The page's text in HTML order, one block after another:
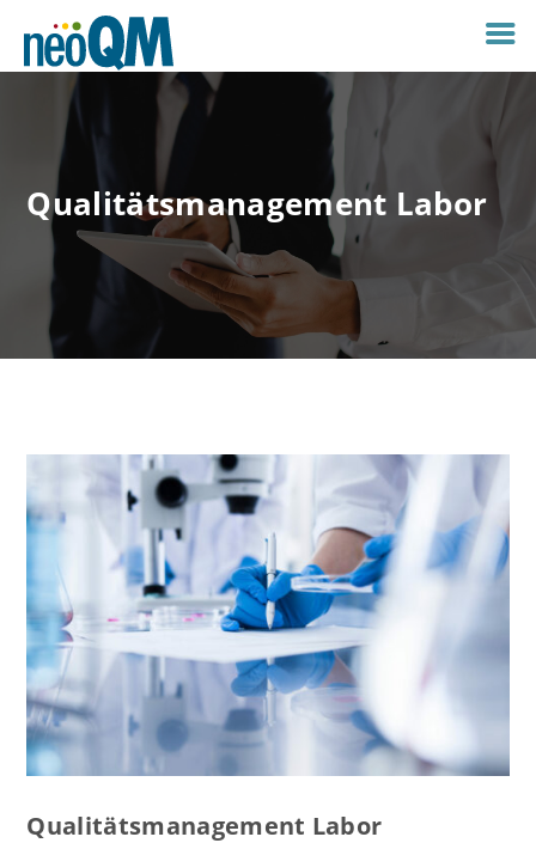
Qualitätsmanagement Labor
Qualitätsmanagement Labor